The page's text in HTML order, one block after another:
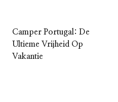
Camper Portugal: De
Ultieme Vrijheid Op
Vakantie